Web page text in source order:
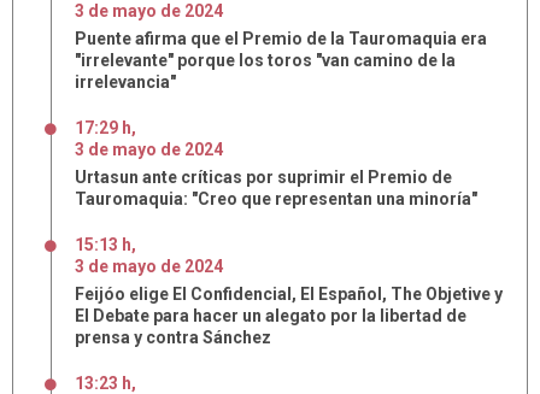
3 de mayo de 2024
Puente afirma que el Premio de la Tauromaquia era
"irrelevante" porque los toros "van camino de la
irrelevancia"
17:29 h,
3 de mayo de 2024
Urtasun ante críticas por suprimir el Premio de
Tauromaquia: "Creo que representan una minoría"
15:13 h,
3 de mayo de 2024
Feijóo elige El Confidencial, El Español, The Objetive y
El Debate para hacer un alegato por la libertad de
prensa y contra Sánchez
13:23 h,